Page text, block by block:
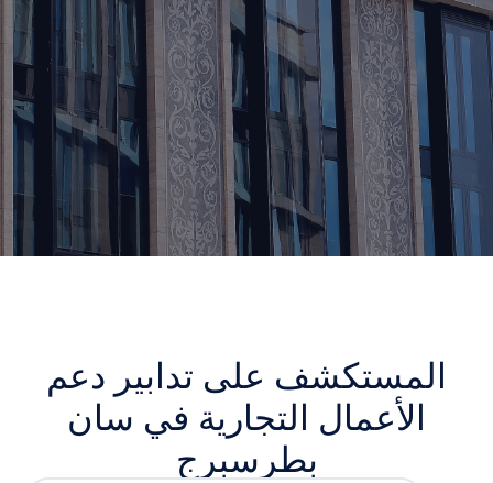
المستكشف على تدابير دعم
الأعمال التجارية في سان
بطرسبرج